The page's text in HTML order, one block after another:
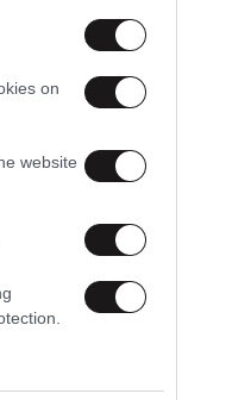
on
website